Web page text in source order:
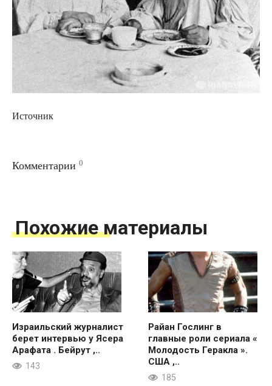
Источник
Комментарии 0
Похожие материалы
Израильский журналист
берет интервью у Ясера
Арафата . Бейрут ,..
143
Райан Гослинг в
главные роли сериала «
Молодость Геракла ».
США ,..
185